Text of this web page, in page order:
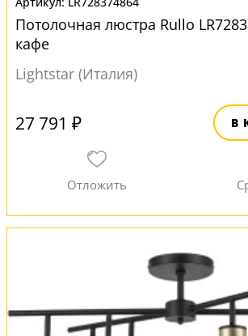
Потолочная люстра Rullo
кафе
Lightstar (Италия)
27 791 ₽ В